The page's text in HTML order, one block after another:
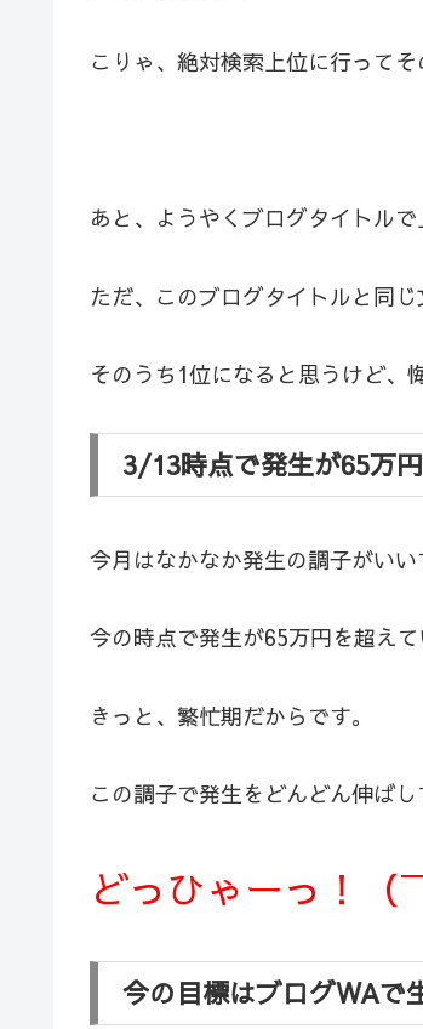
こりゃ、絶対検索上位に行って
あと、ようやくブログタイトル
ただ、このブログタイトルと同
そのうち1位になると思うけど、
3/13時点で発生が65万円
今月はなかなか発生の調子がいい
今の時点で発生が65万円を超えて
きっと、繁忙期だからです。
この調子で発生をどんどん伸ば
どっひゃーっ！（
今の目標はブログWAで